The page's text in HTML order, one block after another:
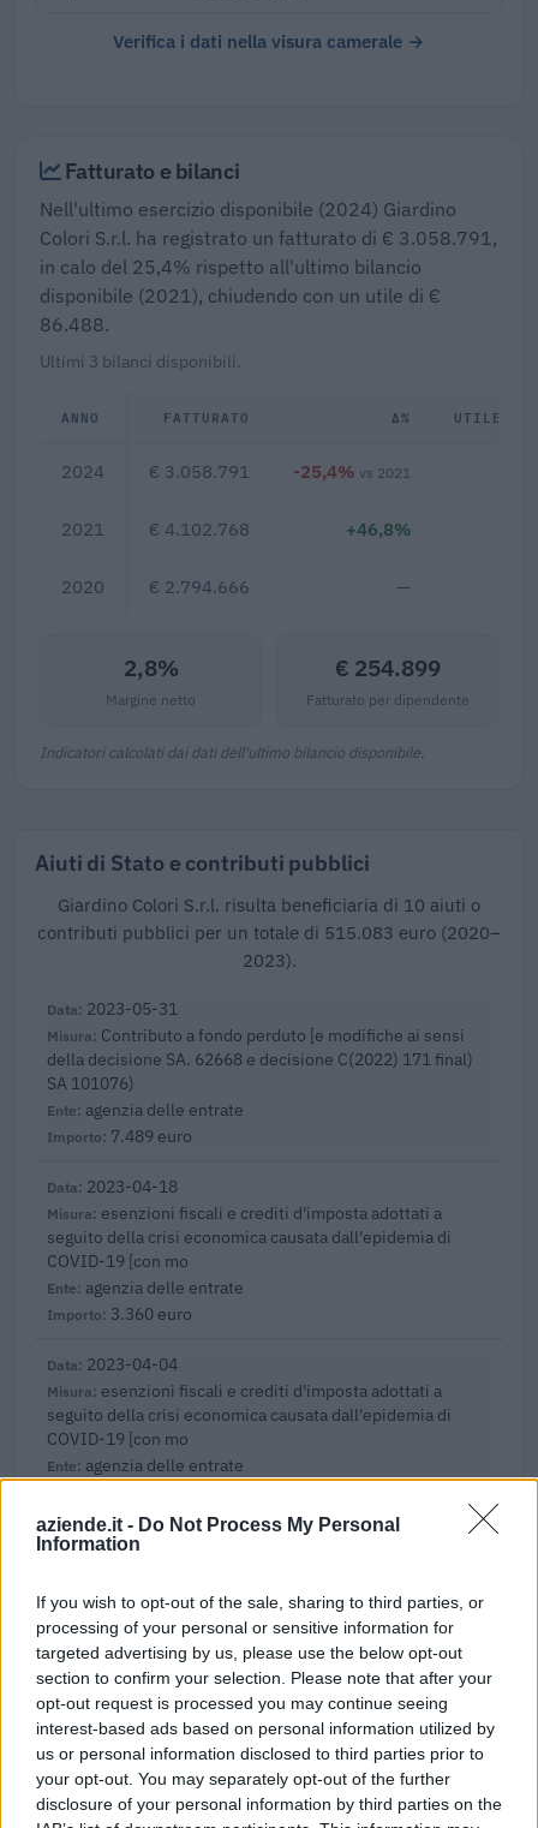
aziende.it - Do Not Process My Personal
Information
If you wish to opt-out of the sale, sharing to third parties, or
processing of your personal or sensitive information for
targeted advertising by us, please use the below opt-out
section to confirm your selection. Please note that after your
opt-out request is processed you may continue seeing
interest-based ads based on personal information utilized by
us or personal information disclosed to third parties prior to
your opt-out. You may separately opt-out of the further
disclosure of your personal information by third parties on the
Verifica i dati nella visura camerale →
Fatturato e bilanci
Nell'ultimo esercizio disponibile (2024) Giardino
Colori S.r.l. ha registrato un fatturato di € 3.058.791,
in calo del 25,4% rispetto all'ultimo bilancio
disponibile (2021), chiudendo con un utile di €
86.488.
Ultimi 3 bilanci disponibili.
ANNO FATTURATO Δ% UTILE/
2024 € 3.058.791 -25,4% vs 2021
2021 € 4.102.768 +46,8%
2020 € 2.794.666 —
2,8%
Margine netto
€ 254.899
Fatturato per dipendente
Indicatori calcolati dai dati dell'ultimo bilancio disponibile.
Aiuti di Stato e contributi pubblici
Giardino Colori S.r.l. risulta beneficiaria di 10 aiuti o
contributi pubblici per un totale di 515.083 euro (2020–
2023).
2023-05-31
Contributo a fondo perduto [e modifiche ai sensi
della decisione SA. 62668 e decisione C(2022) 171 final)
SA 101076)
agenzia delle entrate
7.489 euro
2023-04-18
esenzioni fiscali e crediti d'imposta adottati a
seguito della crisi economica causata dall'epidemia di
COVID-19 [con mo
agenzia delle entrate
3.360 euro
2023-04-04
esenzioni fiscali e crediti d'imposta adottati a
seguito della crisi economica causata dall'epidemia di
COVID-19 [con mo
agenzia delle entrate
2022-01-02
SPECIALE DI CUI ALL’ARTICOLO 56 DEL DECRETO-LEGGE
DEL 17 MARZO 2020 N. 18
Banca del Mezzogiorno MedioCredito Centrale S.p.A.
24.096 euro
2022-01-02
GARANZIA DEL FONDO A VALERE SULLA SEZIONE
SPECIALE DI CUI ALL’ARTICOLO 56 DEL DECRETO-LEGGE
DEL 17 MARZO 2020 N. 18
Banca del Mezzogiorno MedioCredito Centrale S.p.A.